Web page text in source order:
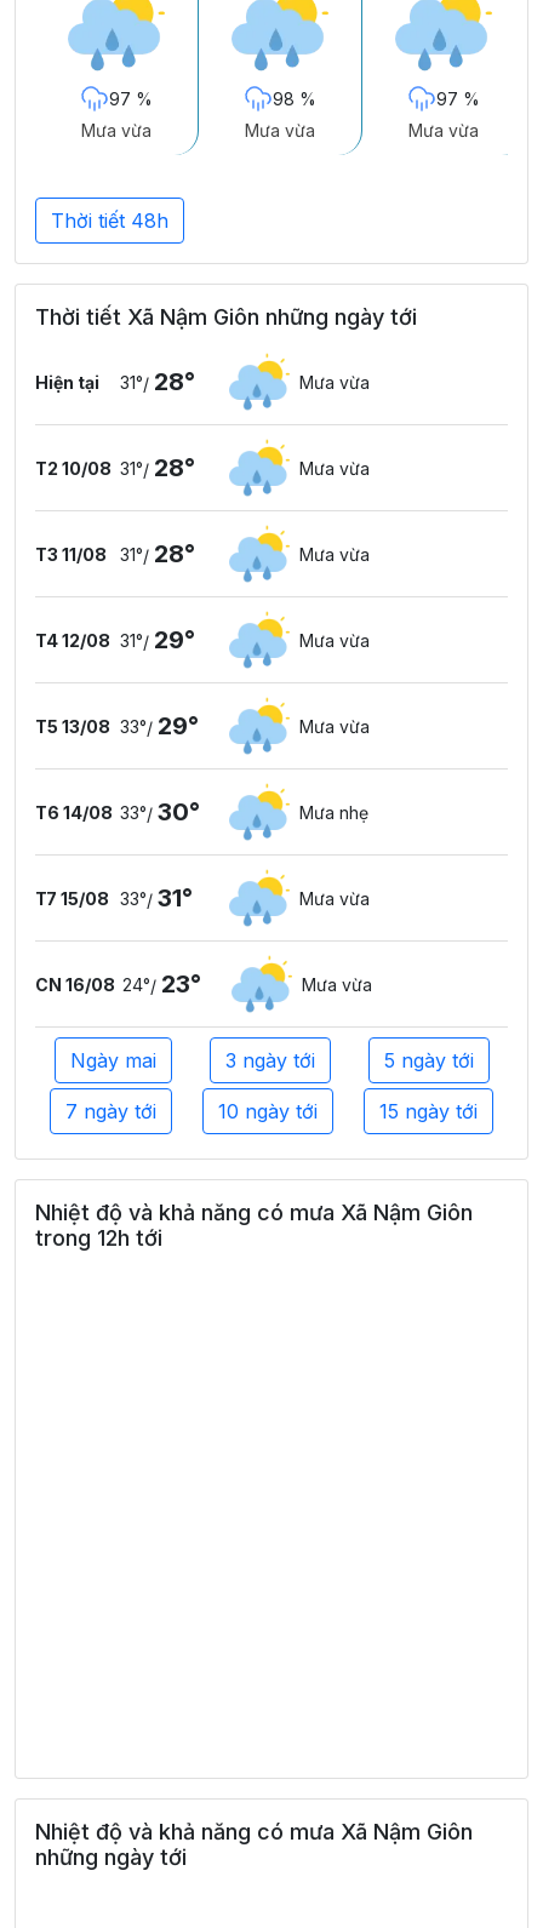
97 %
Mưa vừa
98 %
Mưa vừa
97 %
Mưa vừa
Thời tiết 48h
Thời tiết Xã Nậm Giôn những ngày tới
Hiện tại 31°/ 28° Mưa vừa
T2 10/08 31°/ 28° Mưa vừa
T3 11/08 31°/ 28° Mưa vừa
T4 12/08 31°/ 29° Mưa vừa
T5 13/08 33°/ 29° Mưa vừa
T6 14/08 33°/ 30° Mưa nhẹ
T7 15/08 33°/ 31° Mưa vừa
CN 16/08 24°/ 23° Mưa vừa
Ngày mai 3 ngày tới 5 ngày tới
7 ngày tới 10 ngày tới 15 ngày tới
Nhiệt độ và khả năng có mưa Xã Nậm Giôn
trong 12h tới
Nhiệt độ và khả năng có mưa Xã Nậm Giôn
những ngày tới